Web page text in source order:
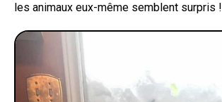
les animaux eux-même semblent surpris !